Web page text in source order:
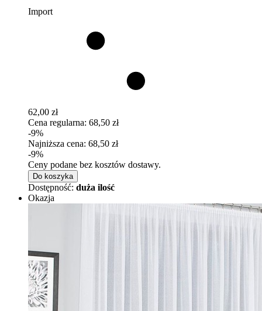
Import
62,00 zł
Cena regularna: 68,50 zł
-9%
Najniższa cena: 68,50 zł
-9%
Ceny podane bez kosztów dostawy.
Do koszyka
Dostępność: duża ilość
Okazja